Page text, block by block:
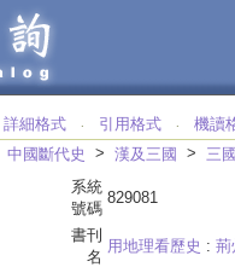
詳細格式 ‧ 引用格式 ‧
機讀
中國斷代史 > 漢及三國 > 三
系統
號碼
829081
書刊
名
用地理看歷史 : 荊